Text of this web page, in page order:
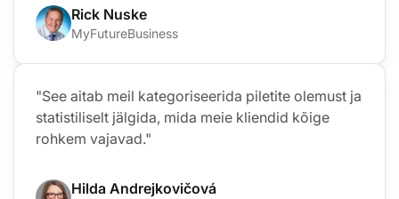
Rick Nuske
MyFutureBusiness
"See aitab meil kategoriseerida piletite olemust ja
statistiliselt jälgida, mida meie kliendid kõige
rohkem vajavad."
Hilda Andrejkovičová